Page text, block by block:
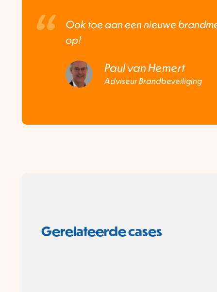
Ook toe aan een nieuwe
op!
Paul van Hemert
Adviseur Brandbeveiliging
Gerelateerde cases